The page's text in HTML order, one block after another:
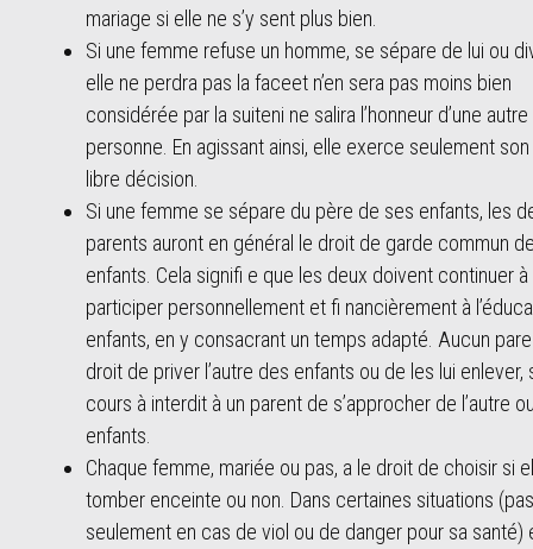
mariage si elle ne s’y sent plus bien.
Si une femme refuse un homme, se sépare de lui ou
elle ne perdra pas la faceet n’en sera pas moins bien
considérée par la suiteni ne salira l’honneur d’une autre
personne. En agissant ainsi, elle exerce seulement
libre décision.
Si une femme se sépare du père de ses enfants, les
parents auront en général le droit de garde commun
enfants. Cela signifi e que les deux doivent continuer à
participer personnellement et fi nancièrement à
enfants, en y consacrant un temps adapté. Aucun
droit de priver l’autre des enfants ou de les lui enlever,
cours à interdit à un parent de s’approcher de l’autre
enfants.
Chaque femme, mariée ou pas, a le droit de choisir si
tomber enceinte ou non. Dans certaines situations (pas
seulement en cas de viol ou de danger pour sa santé)